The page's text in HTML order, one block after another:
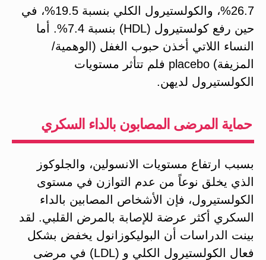
26.7%، والكولستيرول الكلي بنسبة 19.5%، في
حين رفع كولستيرول (HDL) بنسبة 7.4%. أما
النساء اللاتي أخذن حبوب الغفل (الوهمية/
المزيفة) placebo فلم تتأثر مستويات
الكولستيرول لديهن.
حماية المرضى المصابون بالداء السكري
بسبب ارتفاع مستويات الانسولين، والجلوكوز
الذي يخلق نوعاً من عدم التوازن في مستوى
الكولستيرول، فإن الأشخاص المصابين بالداء
السكري أكثر عرضة للإصابة بالمرض القلبي. لقد
بينت الدراسات أن البوليكوزانول يخفض بشكل
فعال الكولستيرول الكلي و (LDL) في مرضى